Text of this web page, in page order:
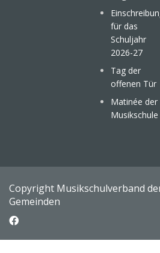
für das
Schuljahr
2026-27
Tag der
offenen Tür
Matinée der
Musikschule
Copyright Musikschulverband
Gemeinden